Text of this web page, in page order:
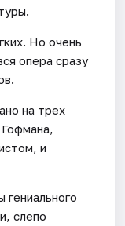
Но очень
опера сразу
на трех
и
слепо